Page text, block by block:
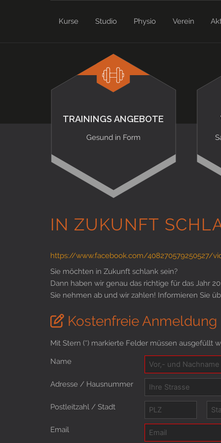
Kurse Studio Physio Verein
TRAININGS ANGEBOTE
Gesund in Form
IN ZUKUNFT
https://www.facebook.com/408270579250527/
Sie möchten in Zukunft schlank sein?
Dann haben wir genau das richtige für das Jahr
Sie nehmen ab und wir zahlen! Informieren Sie
Kostenfreie Anmeldung
Mit Stern (*) markierte Felder müssen ausgefüllt
Name
Adresse / Hausnummer
Postleitzahl / Stadt
Email